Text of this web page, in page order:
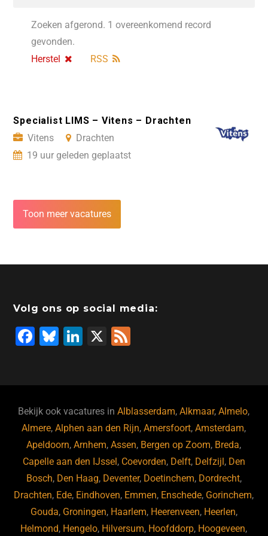
Zoeken afgerond. 1 overeenkomend record
gevonden.
Herstel
RSS
Specialist LIMS – Vitens – Drachten
Vitens
Drachten
19 uur geleden geplaatst
Toon meer vacatures
Volg ons op social media:
F
b
o
o
k
Bl
ky
Li
dI
n
X
Bekijk ook vacatures inAlblasserdam,Alkmaar,Almelo,
Almere,Alphen aan den Rijn,Amersfoort,Amsterdam,
Apeldoorn,Arnhem,Assen, Bergen op Zoom, Breda,
Capelle aan den IJssel , Coevorden, Delft, Delfzijl , Den
Bosch, Den Haag, Deventer, Doetinchem, Dordrecht,
Drachten, Ede, Eindhoven, Emmen, Enschede, Gorinchem,
Gouda, Groningen, Haarlem, Heerenveen, Heerlen,
Helmond, Hengelo, Hilversum, Hoofddorp, Hoogeveen,